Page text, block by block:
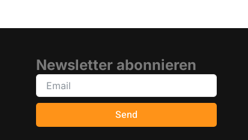
Newsletter abonnieren
Send